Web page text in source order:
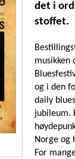
det i
stoffet.
musikken
og i den
daily
jubileum.
Norge og
For